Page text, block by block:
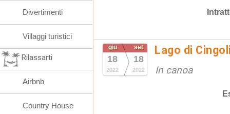
giu
18
2022
set
18
2022
Lago di
In canoa
Divertimenti
Villaggi turistici
Rilassarti
Airbnb
Country House